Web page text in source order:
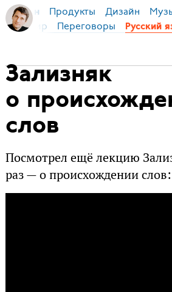
Бирман Продукты Дизайн
Мир Переговоры Русский
Зализняк
о
слов
Посмотрел ещё лекцию
раз — о происхождении слов: